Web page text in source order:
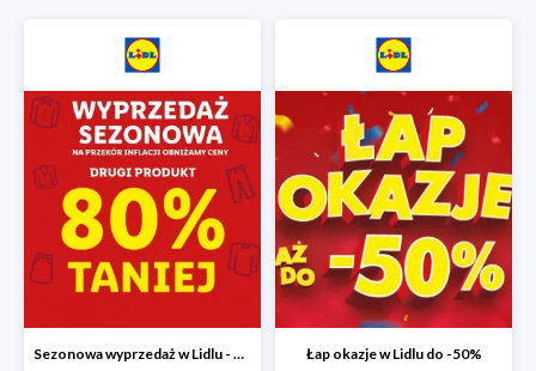
Sezonowa wyprzedaż w Lidlu - drugi produkt -80% Łap okazje w Lidlu do -50%